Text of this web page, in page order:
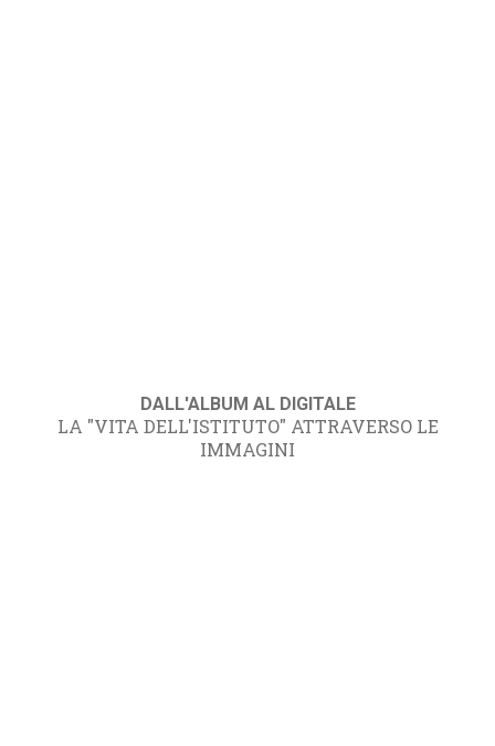
DALL'ALBUM AL DIGITALE
LA "VITA DELL'ISTITUTO" ATTRAVERSO LE
IMMAGINI